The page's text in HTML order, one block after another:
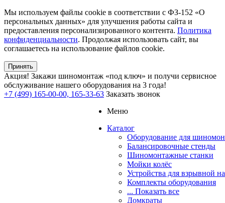
Мы используем файлы cookie в соответствии с ФЗ-152 «О
персональных данных» для улучшения работы сайта и
предоставления персонализированного контента. Политика
конфиденциальности. Продолжая использовать сайт, вы
соглашаетесь на использование файлов cookie.
Принять
Акция! Закажи шиномонтаж «под ключ» и получи сервисное
обслуживание нашего оборудования на 3 года!
+7 (499) 165-00-00, 165-33-63 Заказать звонок
Меню
Каталог
Оборудование для
Балансировочные стенды
Шиномонтажные станки
Мойки колёс
Устройства для взрывной
Комплекты оборудования
... Показать все
Домкраты